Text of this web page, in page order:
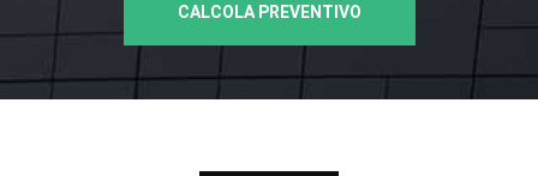
CALCOLA PREVENTIVO